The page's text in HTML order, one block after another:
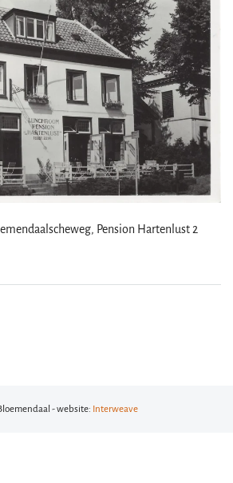
Pension Hartenlust 2
- website: Interweave